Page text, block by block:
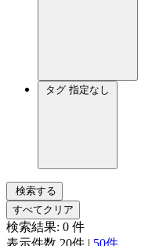
タグ 指定なし
検索する
すべてクリア
検索結果: 0 件
表示件数 20件 | 50件